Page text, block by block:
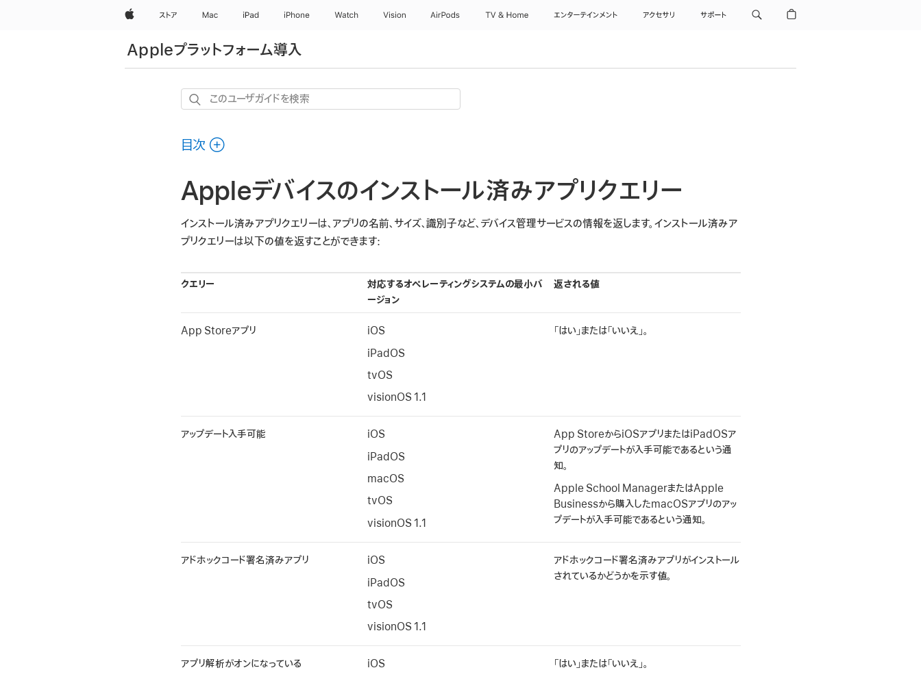
Appleストア Mac iPad iPhone Watch Vision AirPods TV & Home エンターテインメント アクセサリ サポート
Appleプラットフォーム導入
こ
ー
ガ
イ
ド
を
索
目次
Appleデバイスのインストール済みアプリクエリー
インストール済みアプリクエリーは、アプリの名前、サイズ、識別子など、デバイス管理サービスの情報を返します。インストール済みア
プリクエリーは以下の値を返すことができます:
クエリー
対応するオペレーティングシステムの最小バ
ージョン
返される値
App Storeアプリ
iOS
iPadOS
tvOS
visionOS 1.1
「はい」または「いいえ」。
アップデート入手可能
iOS
iPadOS
macOS
tvOS
visionOS 1.1
App StoreからiOSアプリまたはiPadOSア
プリのアップデートが入手可能であるという通
知。
Apple School ManagerまたはApple
Businessから購入したmacOSアプリのアッ
プデートが入手可能であるという通知。
アドホックコード署名済みアプリ
iOS
iPadOS
tvOS
visionOS 1.1
アドホックコード署名済みアプリがインストール
されているかどうかを示す値。
アプリ解析がオンになっている
iOS
「はい」または「いいえ」。